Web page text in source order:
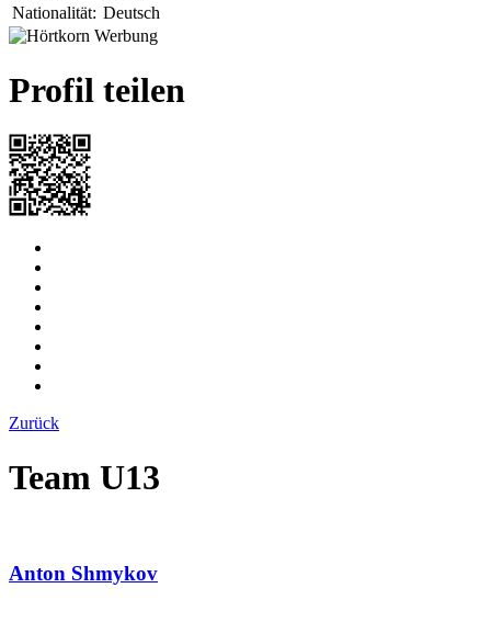
Nationalität: Deutsch
Profil teilen
Zurück
Team U13
Anton Shmykov